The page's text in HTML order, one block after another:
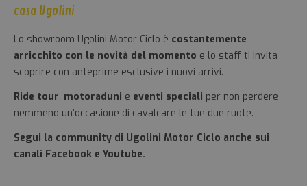
casa Ugolini
Lo showroom Ugolini Motor Ciclo è costantemente
arricchito con le novità del momento e lo staff ti invita
scoprire con anteprime esclusive i nuovi arrivi.
Ride tour, motoraduni e eventi speciali per non perdere
nemmeno un’occasione di cavalcare le tue due ruote.
Segui la community di Ugolini Motor Ciclo anche sui
canali Facebook e Youtube.